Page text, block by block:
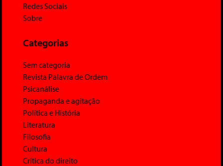
Redes Sociais
Sobre
Categorias
Sem categoria
Revista Palavra de Ordem
Psicanálise
Propaganda e agitação
Política e História
Literatura
Filosofia
Cultura
Crítica do direito